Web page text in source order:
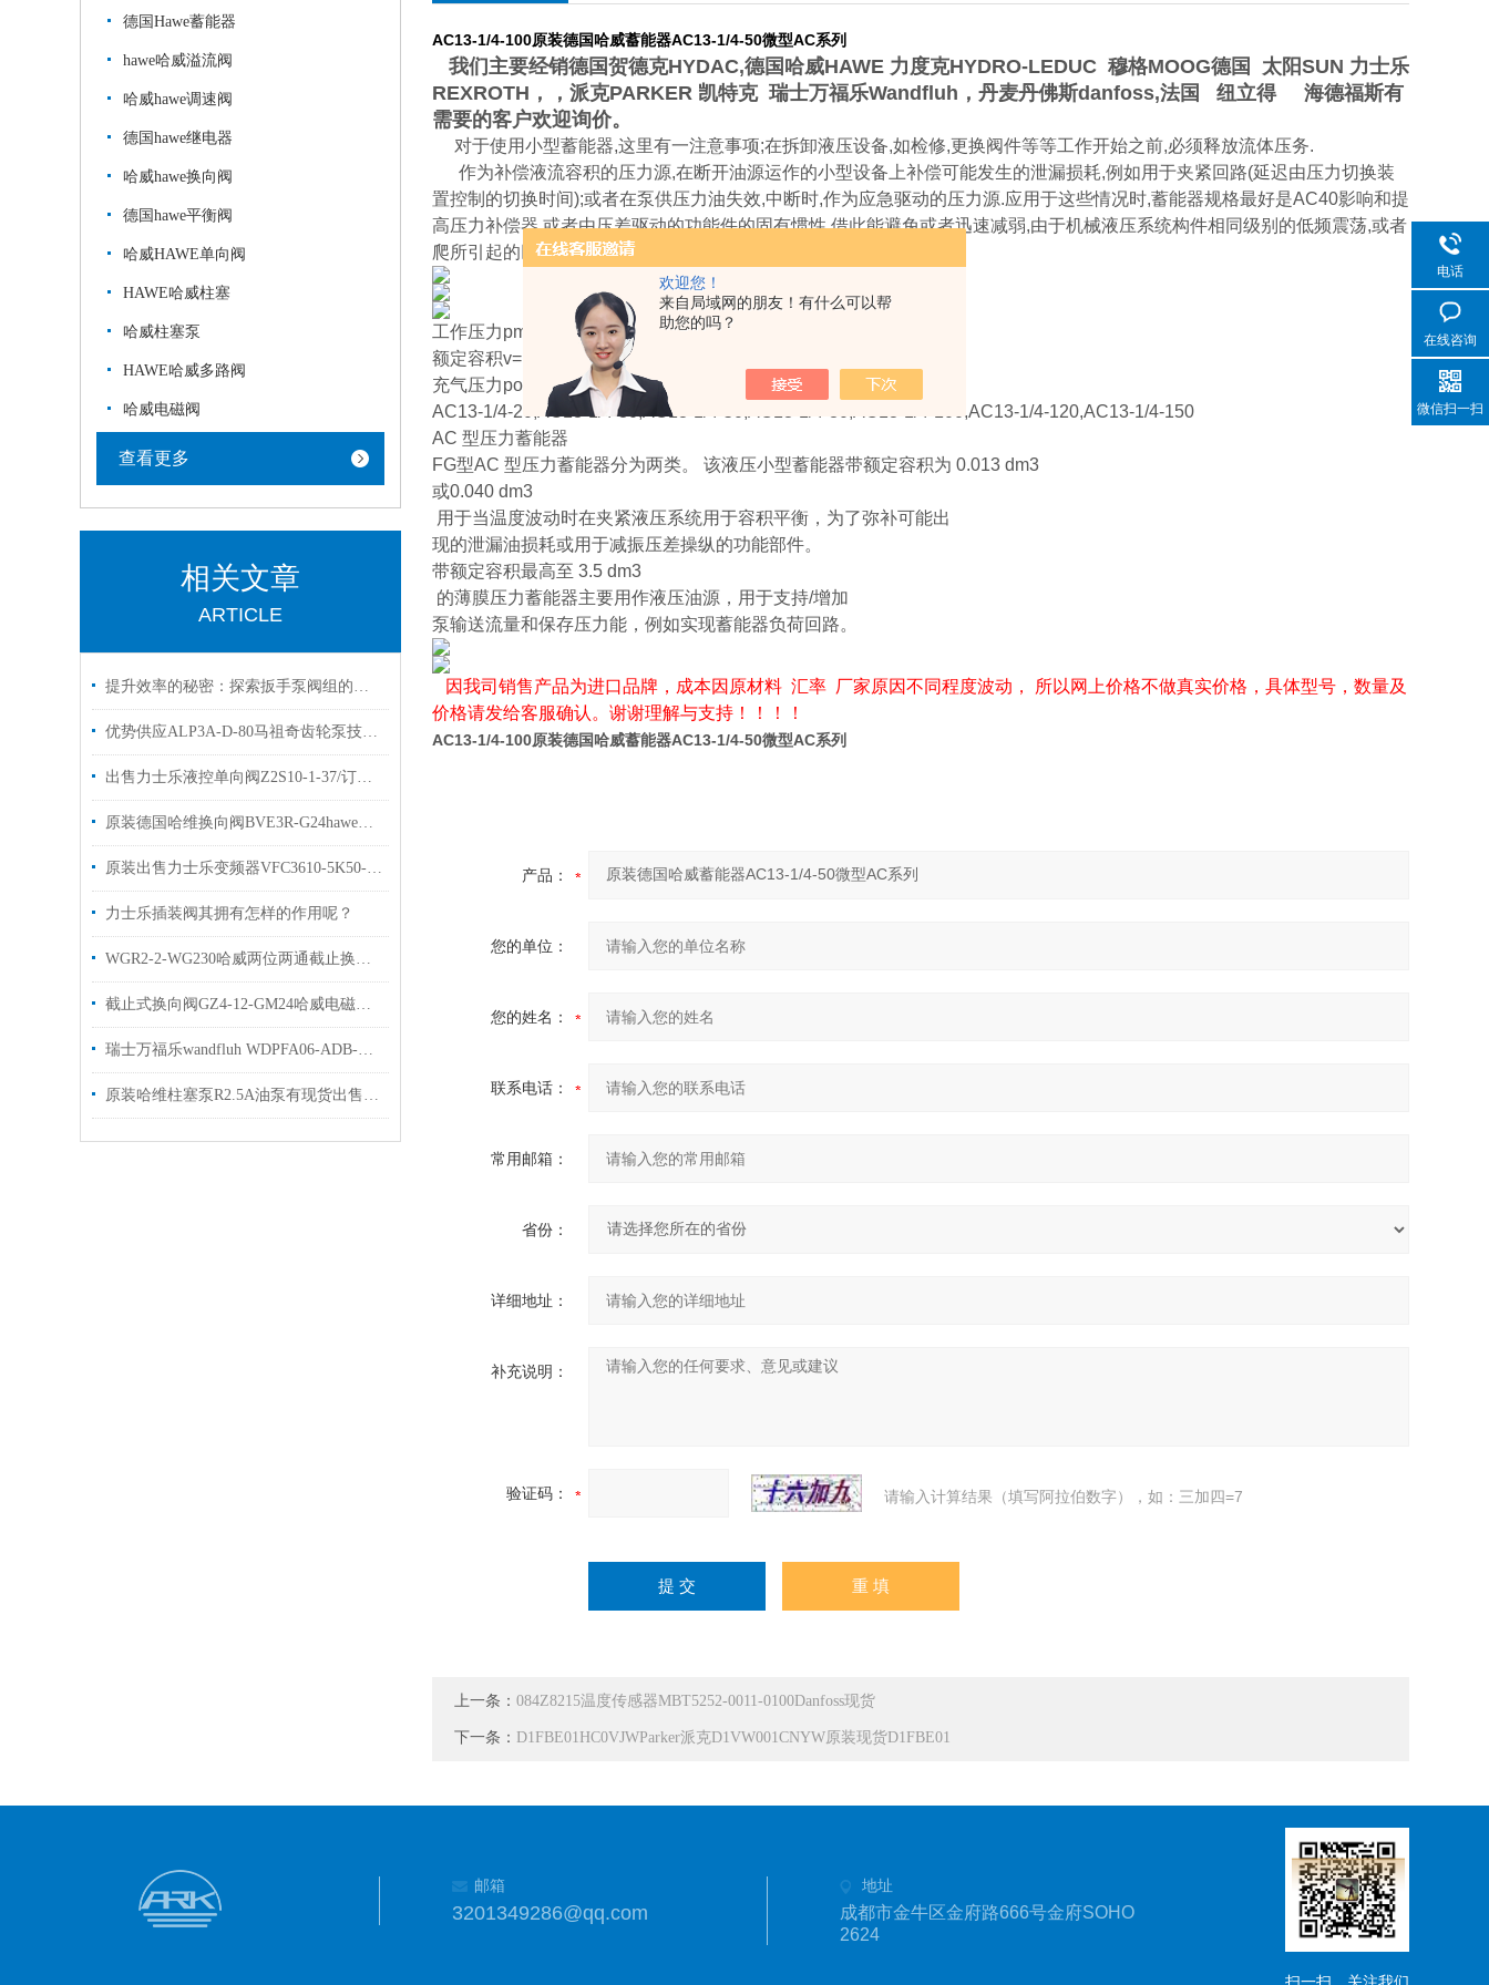
欢迎您！
来自局域网的朋友！有什么可以帮
助您的吗？
德国Hawe蓄能器
hawe哈威溢流阀
哈威hawe调速阀
德国hawe继电器
哈威hawe换向阀
德国hawe平衡阀
哈威HAWE单向阀
HAWE哈威柱塞
哈威柱塞泵
HAWE哈威多路阀
哈威电磁阀
查看更多
相关文章
ARTICLE
提升效率的秘密：探索扳手泵阀组的显著优点！
优势供应ALP3A-D-80马祖奇齿轮泵技术参数
出售力士乐液控单向阀Z2S10-1-37/订货号R900407394
原装德国哈维换向阀BVE3R-G24haweBVG3R-G24
原装出售力士乐变频器VFC3610-5K50-3P4-MNA
力士乐插装阀其拥有怎样的作用呢？
WGR2-2-WG230哈威两位两通截止换向阀技术参数
截止式换向阀GZ4-12-GM24哈威电磁阀质保一年
瑞士万福乐wandfluh WDPFA06-ADB-V-32换向阀介绍
原装哈维柱塞泵R2.5A油泵有现货出售hawe选购
AC13-1/4-100原装德国哈威蓄能器AC13-1/4-50微型AC系列
我们主要经销德国贺德克HYDAC,德国哈威HAWE 力度克HYDRO-LEDUC 穆格MOOG德国 太阳SUN 力士乐
REXROTH，，派克PARKER 凯特克 瑞士万福乐Wandfluh，丹麦丹佛斯danfoss,法国 纽立得 海德福斯有
需要的客户欢迎询价。
对于使用小型蓄能器,这里有一注意事项;在拆卸液压设备,如检修,更换阀件等等工作开始之前,必须释放流体压务.
作为补偿液流容积的压力源,在断开油源运作的小型设备上补偿可能发生的泄漏损耗,例如用于夹紧回路(延迟由压力切换装
置控制的切换时间);或者在泵供压力油失效,中断时,作为应急驱动的压力源.应用于这些情况时,蓄能器规格最好是AC40影响和提
高压力补偿器,或者由压差驱动的功能件的固有惯性.借此能避免或者迅速减弱,由于机械液压系统构件相同级别的低频震荡,或者
爬所引起的巨大的调节偏差.
工作压力pmax=500bar
额定容积v=13及40cm
充气压力pomax=250bar
AC13-1/4-20,AC13-1/4-30,AC13-1/4-50,AC13-1/4-80,AC13-1/4-100,AC13-1/4-120,AC13-1/4-150
AC 型压力蓄能器
FG型AC 型压力蓄能器分为两类。 该液压小型蓄能器带额定容积为 0.013 dm3
或0.040 dm3
用于当温度波动时在夹紧液压系统用于容积平衡，为了弥补可能出
现的泄漏油损耗或用于减振压差操纵的功能部件。
带额定容积最高至 3.5 dm3
的薄膜压力蓄能器主要用作液压油源，用于支持/增加
泵输送流量和保存压力能，例如实现蓄能器负荷回路。
因我司销售产品为进口品牌，成本因原材料 汇率 厂家原因不同程度波动， 所以网上价格不做真实价格，具体型号，数量及
价格请发给客服确认。谢谢理解与支持！！！！
AC13-1/4-100原装德国哈威蓄能器AC13-1/4-50微型AC系列
产品：
您的单位：
您的姓名：
联系电话：
常用邮箱：
省份：
详细地址：
补充说明：
验证码： 请输入计算结果（填写阿拉伯数字），如：三加四=7
上一条： 084Z8215温度传感器MBT5252-0011-0100Danfoss现货
下一条： D1FBE01HC0VJWParker派克D1VW001CNYW原装现货D1FBE01
邮箱
3201349286@qq.com
地址
成都市金牛区金府路666号金府SOHO
2624
电话
在线咨询
微信扫一扫